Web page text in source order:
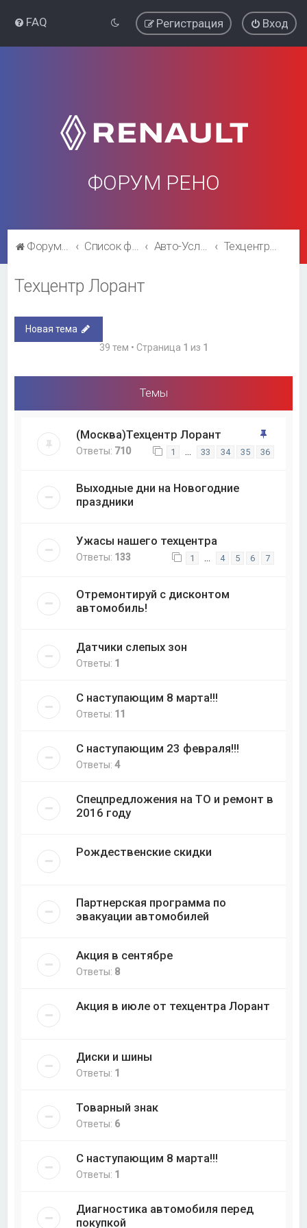
FAQ Вход
Регистрация
ФОРУМ РЕНО
Форум Рено Список форумов Авто-Услуги(размещение платное) Техцентр Лорант
Техцентр Лорант
Новая тема
39 тем • Страница 1 из 1
Темы
(Москва)Техцентр Лорант
Ответы: 710 1 … 33 34 35 36
Выходные дни на Новогодние
праздники
Ужасы нашего техцентра
Ответы: 133 1 … 4 5 6 7
Отремонтируй с дисконтом
автомобиль!
Датчики слепых зон
Ответы: 1
С наступающим 8 марта!!!
Ответы: 11
С наступающим 23 февраля!!!
Ответы:4
Спецпредложения на ТО и ремонт в
2016 году
Рождественские скидки
Партнерская программа по
эвакуации автомобилей
Акция в сентябре
Ответы: 8
Акция в июле от техцентра Лорант
Диски и шины
Ответы: 1
Товарный знак
Ответы: 6
С наступающим 8 марта!!!
Ответы: 1
Диагностика автомобиля перед
покупкой